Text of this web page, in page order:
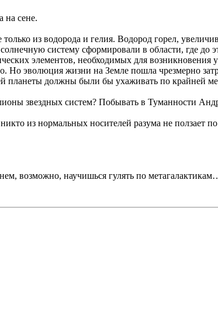
на сене.
из водорода и гелия. Водород горел,
систему сформировали в области, где до
элементов, необходимых для возникновения
Но эволюция жизни на Земле пошла чрезмерно
планеты должны были бы ухаживать по крайней
звездных систем? Побывать в Туманности
из нормальных носителей разума не ползает по
возможно, научишься гулять по